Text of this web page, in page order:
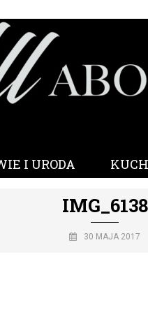
I URODA
IMG_6138
30 MAJA 2017